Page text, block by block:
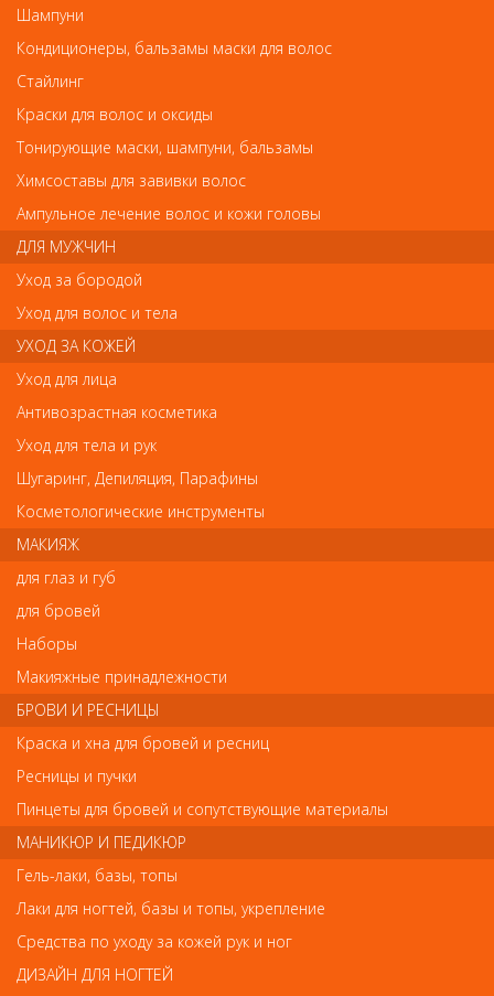
! Новинки ! NEW !
! Новинки ! NEW !
! Новинки ! NEW !
! Новинки ! NEW !
Насадка - основа
резиновая, 7*13 мм
99
7*13мм, 80 грит (5 шт)
Шампуни
Кондиционеры, бальзамы маски для волос
Стайлинг
Краски для волос и оксиды
Тонирующие маски, шампуни, бальзамы
Химсоставы для завивки волос
Ампульное лечение волос и кожи головы
ДЛЯ МУЖЧИН
Уход за бородой
Уход для волос и тела
УХОД ЗА КОЖЕЙ
Уход для лица
Антивозрастная косметика
Уход для тела и рук
Шугаринг, Депиляция, Парафины
Косметологические инструменты
МАКИЯЖ
для глаз и губ
для бровей
Наборы
Макияжные принадлежности
БРОВИ И РЕСНИЦЫ
Краска и хна для бровей и ресниц
Ресницы и пучки
Пинцеты для бровей и сопутствующие материалы
МАНИКЮР И ПЕДИКЮР
Гель-лаки, базы, топы
Лаки для ногтей, базы и топы, укрепление
Средства по уходу за кожей рук и ног
ДИЗАЙН ДЛЯ НОГТЕЙ